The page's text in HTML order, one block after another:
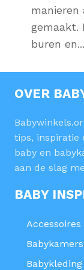
manieren
gemaakt.
buren en...
OVER
tips, inspiratie
baby en
aan de slag
BABY
Accessoires
Babykamers
Babykleding